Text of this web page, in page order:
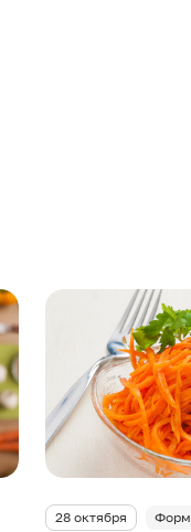
28 октября